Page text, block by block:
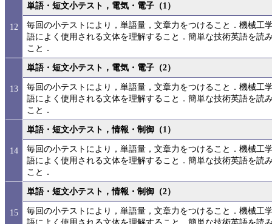
12
単語・短文小テスト，電気・電子（1）
毎回の小テストにより，単語量，文章力をつけること．機械工
語によく使用される文体を理解すること．簡単な技術英語を読
こと．
13
単語・短文小テスト，電気・電子（2）
毎回の小テストにより，単語量，文章力をつけること．機械工
語によく使用される文体を理解すること．簡単な技術英語を読
こと．
14
単語・短文小テスト，情報・制御（1）
毎回の小テストにより，単語量，文章力をつけること．機械工
語によく使用される文体を理解すること．簡単な技術英語を読
こと．
15
単語・短文小テスト，情報・制御（2）
毎回の小テストにより，単語量，文章力をつけること．機械工